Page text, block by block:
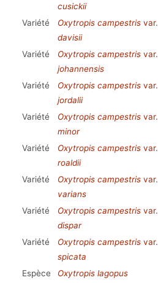
cusickii
Variété
Oxytropis campestris var.
davisii
Variété Oxytropis campestris var.
johannensis
Variété Oxytropis campestris var.
jordalii
Variété Oxytropis campestris var.
minor
Variété Oxytropis campestris var.
roaldii
Variété Oxytropis campestris var.
varians
Variété Oxytropis campestris var.
dispar
Variété Oxytropis campestris var.
spicata
Espèce Oxytropis lagopus